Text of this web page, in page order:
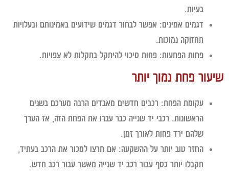
בעיות.
דגמים אמינים:אפשר לבחור דגמים שידועים באמינותם ובעלויות
תחזוקה נמוכות.
פחות הפתעות:פחות סיכוי להיתקל בתקלות לא צפויות.
פחת נמוך יותר
עקומת הפחת:רכבים חדשים מאבדים הרבה מערכם בשנים
הראשונות. רכבי יד שנייה כבר עברו את הפחת הזה, אז הערך
שלהם ירד פחות לאורך זמן.
החזר טוב יותר על ההשקעה:אם תרצו למכור את הרכב בעתיד,
תקבלו יותר כסף עבור רכב יד שנייה מאשר עבור רכב חדש.